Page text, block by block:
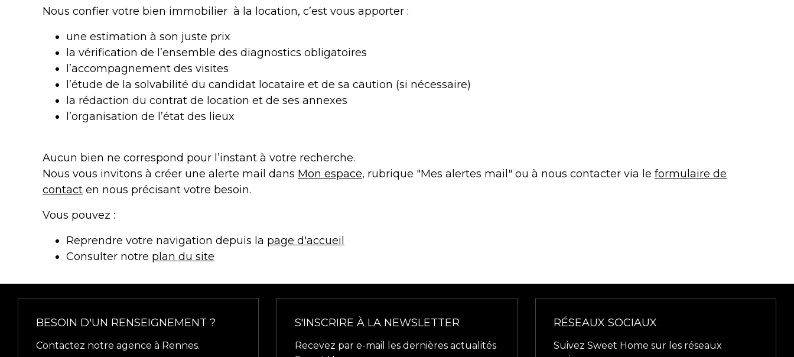
Nous confier votre bien immobilier à la location, c’est vous apporter :
une estimation à son juste prix
la vérification de l’ensemble des diagnostics obligatoires
l’accompagnement des visites
l’étude de la solvabilité du candidat locataire et de sa caution (si nécessaire)
la rédaction du contrat de location et de ses annexes
l’organisation de l’état des lieux
Aucun bien ne correspond pour l’instant à votre recherche.
Nous vous invitons à créer une alerte mail dans Mon espace, rubrique "Mes alertes mail" ou à nous contacter via le formulaire de
contact en nous précisant votre besoin.
Vous pouvez :
Reprendre votre navigation depuis la page d'accueil
Consulter notre plan du site
BESOIN D'UN RENSEIGNEMENT ?
Contactez notre agence à Rennes.
S'INSCRIRE À LA NEWSLETTER
Recevez par e-mail les dernières actualités
RÉSEAUX SOCIAUX
Suivez Sweet Home sur les réseaux